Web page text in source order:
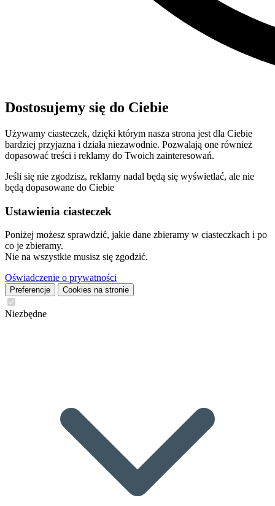
Dostosujemy się do Ciebie
Używamy ciasteczek, dzięki którym nasza strona jest dla Ciebie
bardziej przyjazna i działa niezawodnie. Pozwalają one również
dopasować treści i reklamy do Twoich zainteresowań.
Jeśli się nie zgodzisz, reklamy nadal będą się wyświetlać, ale nie
będą dopasowane do Ciebie
Ustawienia ciasteczek
Poniżej możesz sprawdzić, jakie dane zbieramy w ciasteczkach i po
co je zbieramy.
Nie na wszystkie musisz się zgodzić.
Oświadczenie o prywatności
Preferencje Cookies na stronie
Niezbędne